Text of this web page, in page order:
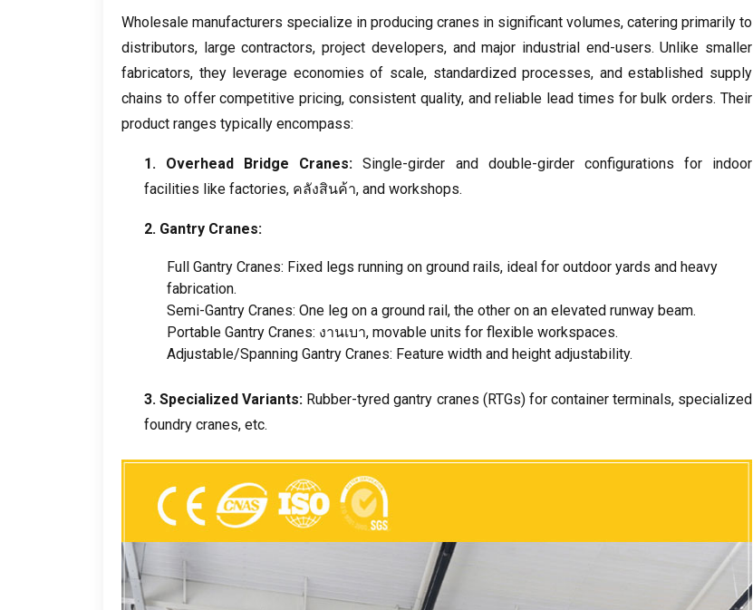
Wholesale manufacturers specialize in producing cranes in significant volumes, catering primarily to
distributors, large contractors,project developers, and major industrial end-users.Unlike smaller
fabricators, they leverage economies of scale, standardized processes, and established supply
chains to offer competitive pricing, consistent quality, and reliable lead times for bulk orders.Their
product ranges typically encompass:
1. Overhead Bridge Cranes:
Single-girder and double-girder configurations for indoor
facilities like factories, คลังสินค้า, and workshops.
2. Gantry Cranes:
Full Gantry Cranes: Fixed legs running on ground rails, ideal for outdoor yards and heavy
fabrication.
Semi-Gantry Cranes: One leg on a ground rail, the other on an elevated runway beam.
Portable Gantry Cranes: งานเบา, movable units for flexible workspaces.
Adjustable/Spanning Gantry Cranes: Feature width and height adjustability.
3.Specialized Variants: Rubber-tyred gantry cranes (RTGs) for container terminals, specialized
foundry cranes, etc.